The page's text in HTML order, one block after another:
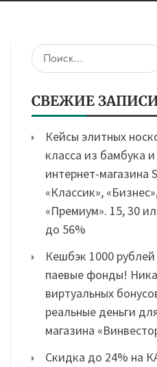
Найти:
СВЕЖИЕ
Кейсы элитных
класса из бамбука
интернет-магазина
«Классик»,
«Премиум». 15, 30
до 56%
Кешбэк 1000
паевые фонды!
виртуальных
реальные деньги
магазина
Скидка до 24% на